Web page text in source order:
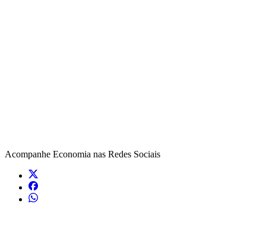
Acompanhe Economia nas Redes Sociais